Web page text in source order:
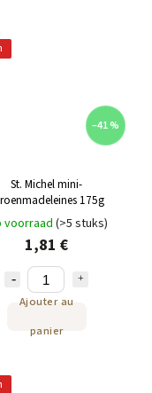
–41 %
St. Michel mini-
175g
voorraad (>5 stuks)
1,81 €
Ajouter au
panier